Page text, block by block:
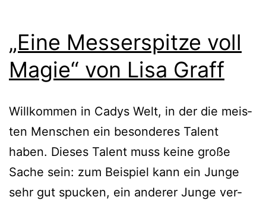
„Eine Messerspitze voll
Magie“ von Lisa Graff
Willkommen in Cadys Welt, in der die meis­
ten Menschen ein beson­de­res Talent
haben. Dieses Talent muss kei­ne gro­ße
Sache sein: zum Beispiel kann ein Junge
sehr gut spu­cken, ein ande­rer Junge ver­